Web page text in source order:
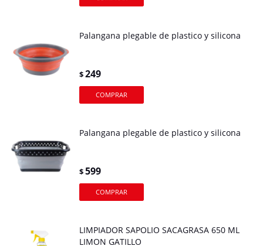
Palangana plegable de plastico y silicona
$249
Palangana plegable de plastico y silicona
$599
LIMPIADOR SAPOLIO SACAGRASA 650 ML
LIMON GATILLO